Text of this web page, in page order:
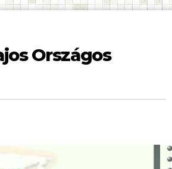
Országos